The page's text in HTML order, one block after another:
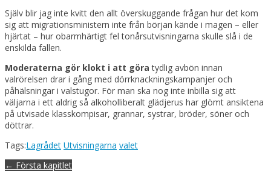
Själv blir jag inte kvitt den allt överskuggande frågan hur det kom
sig att migrationsministern inte från början kände i magen – eller
hjärtat – hur obarmhärtigt fel tonårsutvisningarna skulle slå i de
enskilda fallen.
Moderaterna gör klokt i att göra tydlig avbön innan
valrörelsen drar i gång med dörrknackningskampanjer och
påhälsningar i valstugor. För man ska nog inte inbilla sig att
väljarna i ett aldrig så alkoholliberalt glädjerus har glömt ansiktena
på utvisade klasskompisar, grannar, systrar, bröder, söner och
döttrar.
Tags:Lagrådet Utvisningarna valet
Post
← Första kapitlet